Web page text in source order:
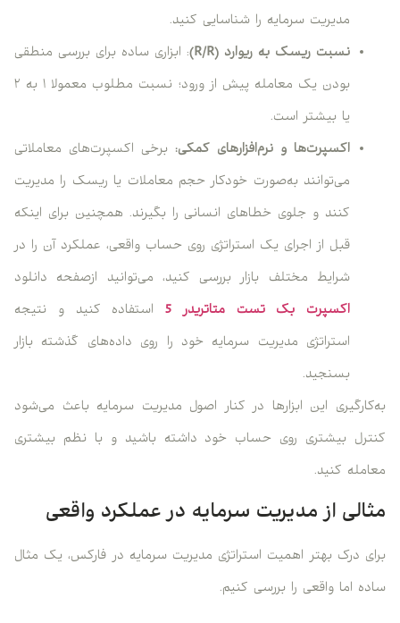
مدیریت سرمایه را شناسایی کنید.
نسبت ریسک به ریوارد (R/R)
: ابزاری ساده برای بررسی منطقی
بودن یک معامله پیش از ورود؛ نسبت مطلوب معمولا ۱ به ۲
یا بیشتر است.
اکسپرت‌ها و نرم‌افزارهای کمکی: برخی اکسپرت‌های معاملاتی
می‌توانند به‌صورت خودکار حجم معاملات یا ریسک را مدیریت
کنند و جلوی خطاهای انسانی را بگیرند. همچنین برای اینکه
قبل از اجرای یک استراتژی روی حساب واقعی، عملکرد آن را در
شرایط مختلف بازار بررسی کنید، می‌توانید ازصفحه دانلود
اکسپرت بک تست متاتریدر 5
استفاده کنید و نتیجه
استراتژی مدیریت سرمایه خود را روی داده‌های گذشته بازار
بسنجید.
به‌کارگیری این ابزارها در کنار اصول مدیریت سرمایه باعث می‌شود
کنترل بیشتری روی حساب خود داشته باشید و با نظم بیشتری
معامله کنید.
مثالی از مدیریت سرمایه در عملکرد واقعی
برای درک بهتر اهمیت استراتژی مدیریت سرمایه در فارکس، یک مثال
ساده اما واقعی را بررسی کنیم.